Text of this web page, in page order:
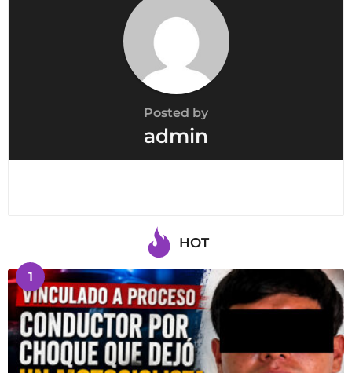
Posted by
admin
HOT
1